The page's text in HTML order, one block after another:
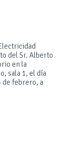
del Sr. Alberto
en la
sala 1, el día
de febrero, a